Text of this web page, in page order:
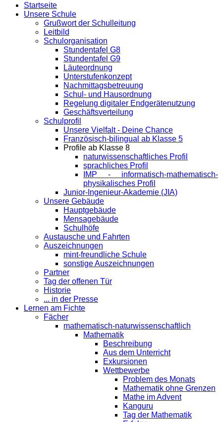
Startseite
Unsere Schule
Grußwort der Schulleitung
Leitbild
Schulorganisation
Stundentafel G8
Stundentafel G9
Läuteordnung
Unterstufenkonzept
Nachmittagsbetreuung
Schul- und Hausordnung
Regelung digitaler Endgeräte­nutzung
Geschäftsverteilung
Schulprofil
Unsere Vielfalt - Deine Chance
Französisch-bilingual ab Klasse 5
Profile ab Klasse 8
naturwissenschaftliches Profil
sprachliches Profil
IMP - informatisch-mathematisch-
physikalisches Profil
Junior-Ingenieur-Akademie (JIA)
Unsere Gebäude
Hauptgebäude
Mensagebäude
Schulhöfe
Austausche und Fahrten
Auszeichnungen
mint-freundliche Schule
sonstige Auszeichnungen
Partner
Tag der offenen Tür
Historie
... in der Presse
Lernen am Fichte
Fächer
mathematisch-naturwissenschaftlich
Mathematik
Beschreibung
Aus dem Unterricht
Exkursionen
Wettbewerbe
Problem des Monats
Mathematik ohne Grenzen
Mathe im Advent
Kanguru
Tag der Mathematik